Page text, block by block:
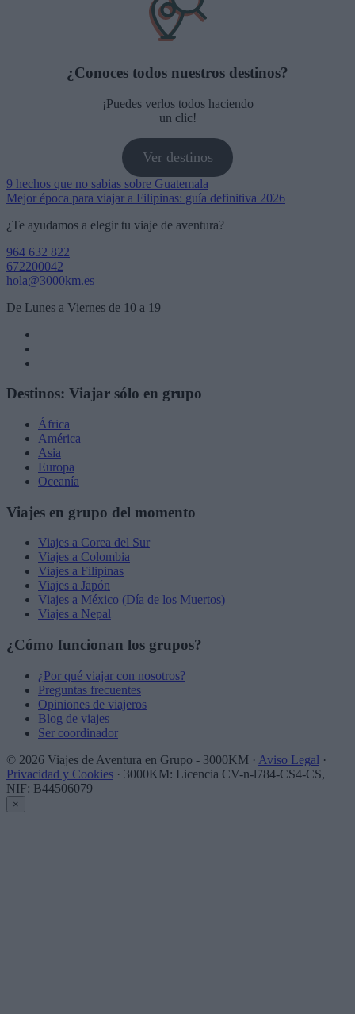
¿Conoces todos nuestros destinos?
¡Puedes verlos todos haciendo
un clic!
Ver destinos
Navegación
de
entradas
9 hechos que no sabias sobre Guatemala
Mejor época para viajar a Filipinas: guía definitiva 2026
¿Te ayudamos a elegir tu viaje de aventura?
964 632 822
672200042
hola@3000km.es
De Lunes a Viernes de 10 a 19
Destinos: Viajar sólo en grupo
África
América
Asia
Europa
Oceanía
Viajes en grupo del momento
Viajes a Corea del Sur
Viajes a Colombia
Viajes a Filipinas
Viajes a Japón
Viajes a México (Día de los Muertos)
Viajes a Nepal
¿Cómo funcionan los grupos?
¿Por qué viajar con nosotros?
Preguntas frecuentes
Opiniones de viajeros
Blog de viajes
Ser coordinador
© 2026 Viajes de Aventura en Grupo - 3000KM · Aviso Legal ·
Privacidad y Cookies · 3000KM: Licencia CV-n-l784-CS4-CS,
NIF: B44506079 |
×